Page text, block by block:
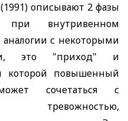
описывают 2 фазы
при внутривенном
с некоторыми
это "приход" и
которой повышенный
сочетаться с
тревожностью,